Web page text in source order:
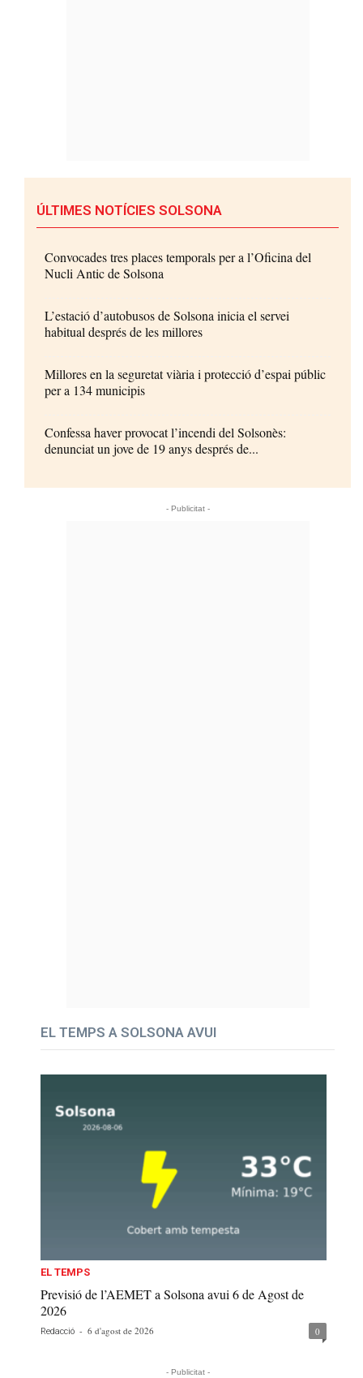
ÚLTIMES NOTÍCIES SOLSONA
Convocades tres places temporals per a l’Oficina del
Nucli Antic de Solsona
L’estació d’autobusos de Solsona inicia el servei
habitual després de les millores
Millores en la seguretat viària i protecció d’espai públic
per a 134 municipis
Confessa haver provocat l’incendi del Solsonès:
denunciat un jove de 19 anys després de...
- Publicitat -
EL TEMPS A SOLSONA AVUI
EL TEMPS
Previsió de l’AEMET a Solsona avui 6 de Agost de
2026
Redacció - 6 d'agost de 2026 0
- Publicitat -